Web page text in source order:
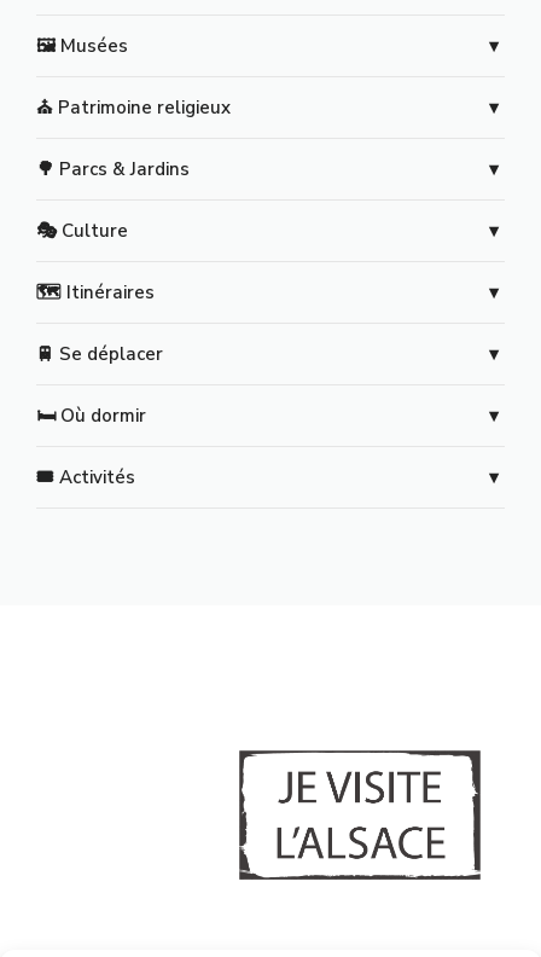
🖼️ Musées
⛪ Patrimoine religieux
🌳 Parcs & Jardins
🎭 Culture
🗺️ Itinéraires
🚆 Se déplacer
🛏️ Où dormir
🎟️ Activités